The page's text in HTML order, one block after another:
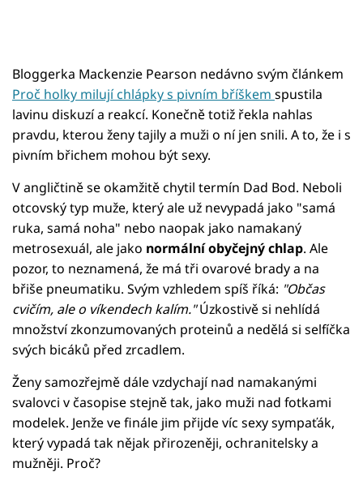
Bloggerka Mackenzie Pearson nedávno svým článkem
Proč holky milují chlápky s pivním bříškem spustila
lavinu diskuzí a reakcí. Konečně totiž řekla nahlas
pravdu, kterou ženy tajily a muži o ní jen snili. A to, že i s
pivním břichem mohou být sexy.
V angličtině se okamžitě chytil termín Dad Bod. Neboli
otcovský typ muže, který ale už nevypadá jako "samá
ruka, samá noha" nebo naopak jako namakaný
metrosexuál, ale jako normální obyčejný chlap. Ale
pozor, to neznamená, že má tři ovarové brady a na
břiše pneumatiku. Svým vzhledem spíš říká: "Občas
cvičím, ale o víkendech kalím."Úzkostivě si nehlídá
množství zkonzumovaných proteinů a nedělá si selfíčka
svých bicáků před zrcadlem.
Ženy samozřejmě dále vzdychají nad namakanými
svalovci v časopise stejně tak, jako muži nad fotkami
modelek. Jenže ve finále jim přijde víc sexy sympaťák,
který vypadá tak nějak přirozeněji, ochranitelsky a
mužněji. Proč?